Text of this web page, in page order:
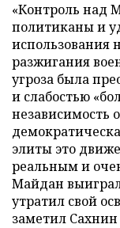
«Контроль над
политиканы и
использования
разжигания
угроза была
и слабостью «б
независимость
элиты это
реальным и
Майдан
утратил свой
заметил